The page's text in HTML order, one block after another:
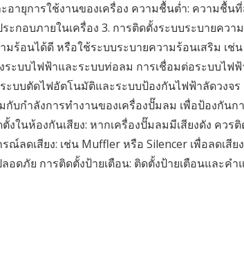
ายุการใช้งานของเครื่อง ความชื้นต่ำ: ความชื้นที่
ะกอบภายในเครื่อง 3. การติดตั้งระบบระบายคว
ร้อนได้ดี หรือใช้ระบบระบายความร้อนเสริม เ
ระบบไฟฟ้าและระบบท่อลม การเชื่อมต่อระบบไฟ
ะบบตัดไฟอัตโนมัติและระบบป้องกันไฟฟ้าลัดวง
บกำลังการทำงานของเครื่องปั๊มลม เพื่อป้องกัน
งในห้องกันเสียง: หากเครื่องปั๊มลมมีเสียงดัง ควร
ณ์ลดเสียง: เช่น Muffler หรือ Silencer เพื่อลดเสี
ดภัย การติดตั้งป้ายเตือน: ติดตั้งป้ายเตือนและค